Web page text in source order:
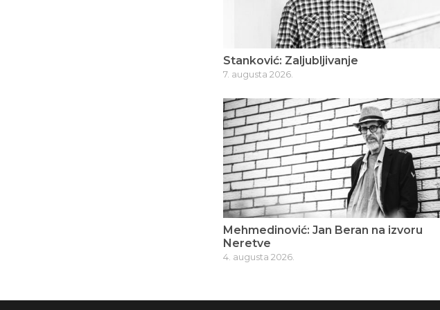
Stanković: Zaljubljivanje
7. augusta 2026.
Mehmedinović: Jan Beran na izvoru
Neretve
4. augusta 2026.